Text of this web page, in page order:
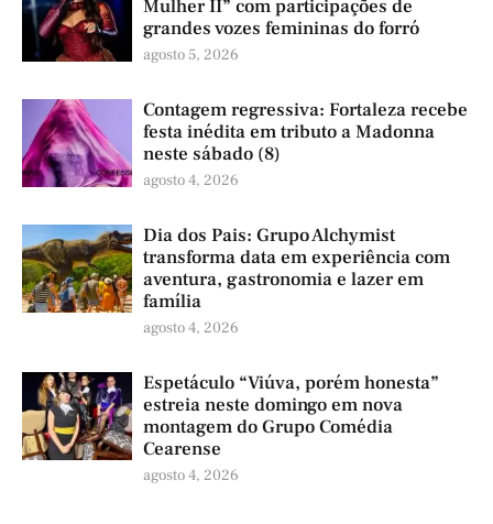
Mulher II” com participações de
grandes vozes femininas do forró
agosto 5, 2026
Contagem regressiva: Fortaleza recebe
festa inédita em tributo a Madonna
neste sábado (8)
agosto 4, 2026
Dia dos Pais: Grupo Alchymist
transforma data em experiência com
aventura, gastronomia e lazer em
família
agosto 4, 2026
Espetáculo “Viúva, porém honesta”
estreia neste domingo em nova
montagem do Grupo Comédia
Cearense
agosto 4, 2026